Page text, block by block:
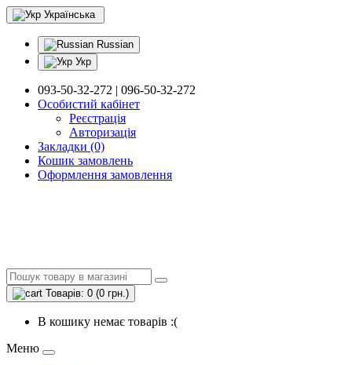
Українська
Russian
Укр
093-50-32-272 | 096-50-32-272
Особистий кабінет
Реєстрація
Авторизація
Закладки (0)
Кошик замовлень
Оформлення замовлення
Товарів: 0 (0 грн.)
В кошику немає товарів :(
Меню